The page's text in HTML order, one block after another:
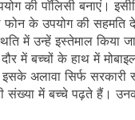
की पाॅलिसी बनाएं।
फोन के उपयोग की
में उन्हें इस्तेमाल किया
दौर में बच्चों के हाथ में
अलावा सिर्फ सरकारी
संख्या में बच्चे पढ़ते हैं।